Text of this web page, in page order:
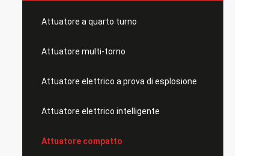
Attuatore a quarto turno
Attuatore multi-torno
Attuatore elettrico a prova di esplosione
Attuatore elettrico intelligente
Attuatore compatto